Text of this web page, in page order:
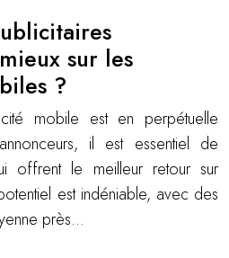
sur les
?
mobile est en perpétuelle
il est essentiel de
offrent le meilleur retour sur
est indéniable, avec des
près…